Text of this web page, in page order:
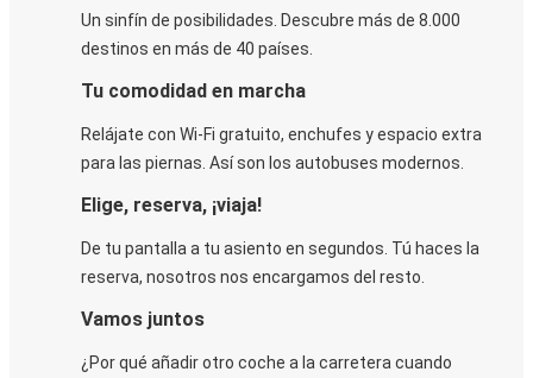
Un sinfín de posibilidades. Descubre más de 8.000
destinos en más de 40 países.
Tu comodidad en marcha
Relájate con Wi-Fi gratuito, enchufes y espacio extra
para las piernas. Así son los autobuses modernos.
Elige, reserva, ¡viaja!
De tu pantalla a tu asiento en segundos. Tú haces la
reserva, nosotros nos encargamos del resto.
Vamos juntos
¿Por qué añadir otro coche a la carretera cuando